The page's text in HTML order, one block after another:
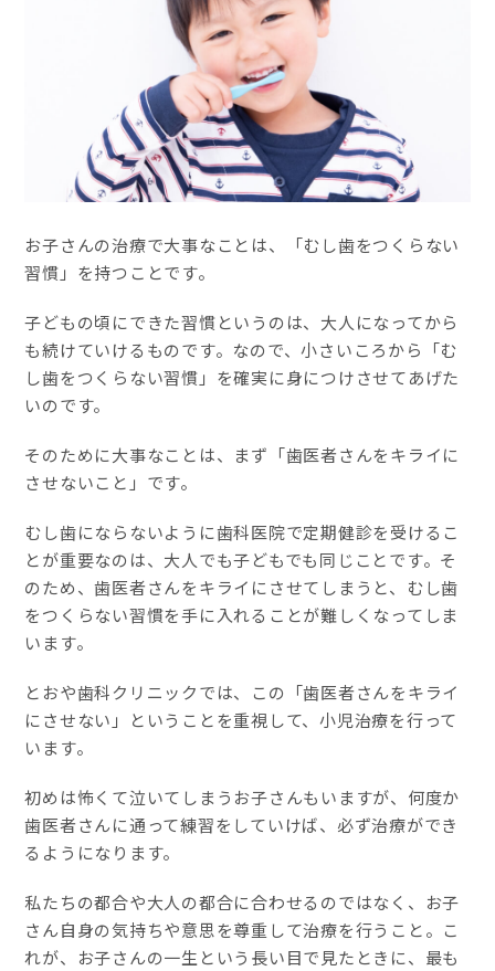
お子さんの治療で大事なことは、「むし歯をつくらない
習慣」を持つことです。
子どもの頃にできた習慣というのは、大人になってから
も続けていけるものです。なので、小さいころから「む
し歯をつくらない習慣」を確実に身につけさせてあげた
いのです。
そのために大事なことは、まず「歯医者さんをキライに
させないこと」です。
むし歯にならないように歯科医院で定期健診を受けるこ
とが重要なのは、大人でも子どもでも同じことです。そ
のため、歯医者さんをキライにさせてしまうと、むし歯
をつくらない習慣を手に入れることが難しくなってしま
います。
とおや歯科クリニックでは、この「歯医者さんをキライ
にさせない」ということを重視して、小児治療を行って
います。
初めは怖くて泣いてしまうお子さんもいますが、何度か
歯医者さんに通って練習をしていけば、必ず治療ができ
るようになります。
私たちの都合や大人の都合に合わせるのではなく、お子
さん自身の気持ちや意思を尊重して治療を行うこと。こ
れが、お子さんの一生という長い目で見たときに、最も